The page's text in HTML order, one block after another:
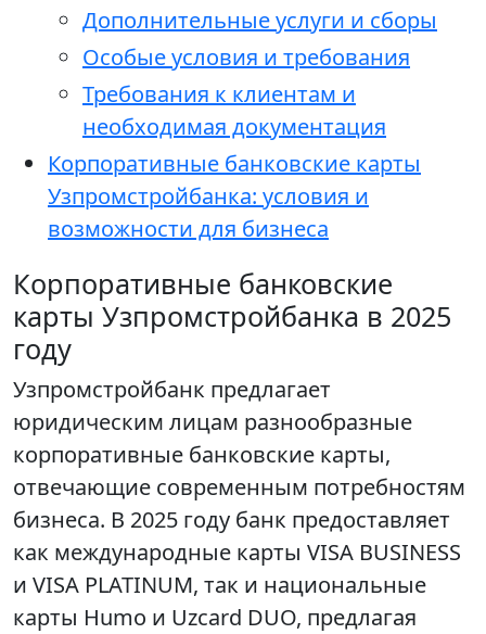
Дополнительные услуги и сборы
Особые условия и требования
Требования к клиентам и
необходимая документация
Корпоративные банковские карты
Узпромстройбанка: условия и
возможности для бизнеса
Корпоративные банковские
карты Узпромстройбанка в 2025
году
Узпромстройбанк предлагает
юридическим лицам разнообразные
корпоративные банковские карты,
отвечающие современным потребностям
бизнеса. В 2025 году банк предоставляет
как международные карты VISA BUSINESS
и VISA PLATINUM, так и национальные
карты Humo и Uzcard DUO, предлагая